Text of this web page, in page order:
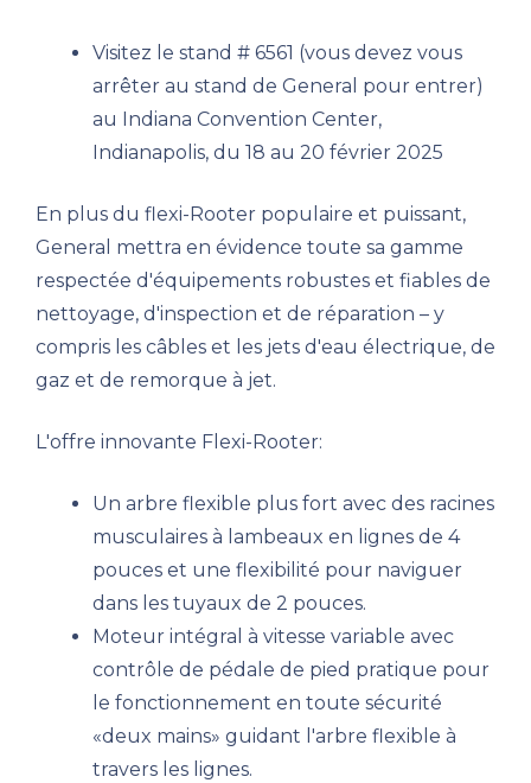
Visitez le stand # 6561 (vous devez vous
arrêter au stand de General pour entrer)
au Indiana Convention Center,
Indianapolis, du 18 au 20 février 2025
En plus du flexi-Rooter populaire et puissant,
General mettra en évidence toute sa gamme
respectée d'équipements robustes et fiables de
nettoyage, d'inspection et de réparation – y
compris les câbles et les jets d'eau électrique, de
gaz et de remorque à jet.
L'offre innovante Flexi-Rooter:
Un arbre flexible plus fort avec des racines
musculaires à lambeaux en lignes de 4
pouces et une flexibilité pour naviguer
dans les tuyaux de 2 pouces.
Moteur intégral à vitesse variable avec
contrôle de pédale de pied pratique pour
le fonctionnement en toute sécurité
«deux mains» guidant l'arbre flexible à
travers les lignes.